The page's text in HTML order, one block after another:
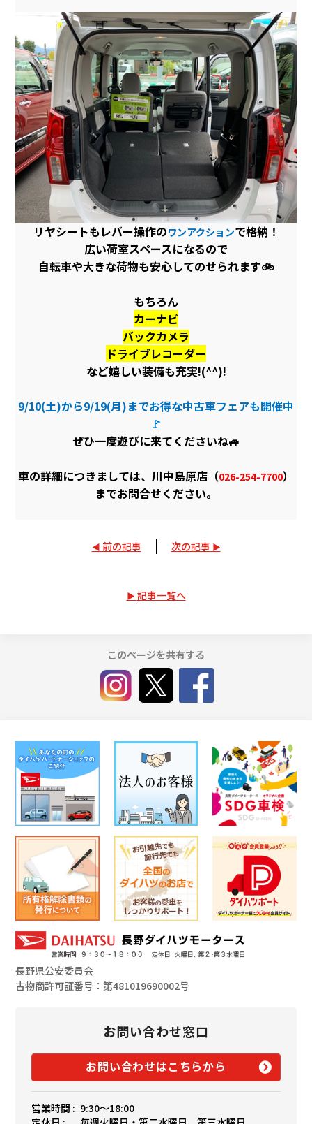
リヤシートもレバー操作のワンアクションで格納！
広い荷室スペースになるので
自転車や大きな荷物も安心してのせられます🚲
もちろん
カーナビ
バックカメラ
ドライブレコーダー
など嬉しい装備も充実!(^^)!
9/10(土)から9/19(月)までお得な中古車フェアも開催中
🚩
ぜひ一度遊びに来てくださいね🚙
車の詳細につきましては、川中島原店（026-254-7700）
までお問合せください。
前の記事 次の記事
記事一覧へ
このページを共有する
長野県公安委員会
古物商許可証番号：第481019690002号
お問い合わせ窓口
お問い合わせはこちらから
営業時間 : 9:30〜18:00